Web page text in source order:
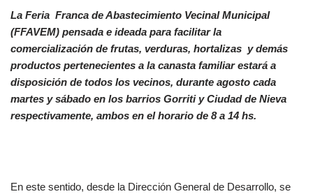
La Feria Franca de Abastecimiento Vecinal Municipal
(FFAVEM) pensada e ideada para facilitar la
comercialización de frutas, verduras, hortalizas y demás
productos pertenecientes a la canasta familiar estará a
disposición de todos los vecinos, durante agosto cada
martes y sábado en los barrios Gorriti y Ciudad de Nieva
respectivamente, ambos en el horario de 8 a 14 hs.
En este sentido, desde la Dirección General de Desarrollo, se